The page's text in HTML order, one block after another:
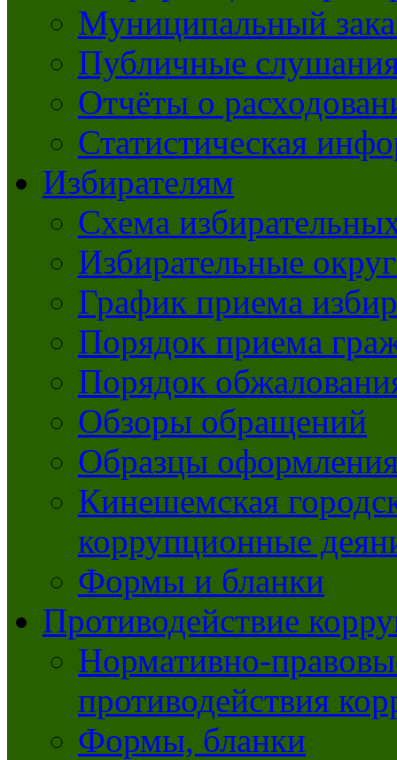
Муниципальный
Публичные
Отчёты о
Статистическая
Избирателям
Схема
Избирательные
График приема
Порядок приема
Порядок
Обзоры обращений
Образцы
Кинешемская
коррупционные
Формы и бланки
Противодействие
Нормативно-
противодействия
Формы, бланки